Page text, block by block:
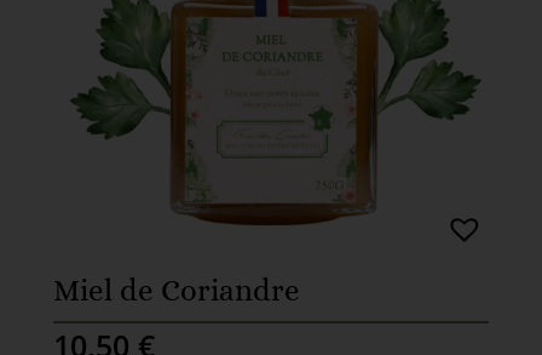
Miel de Coriandre
10,50 €